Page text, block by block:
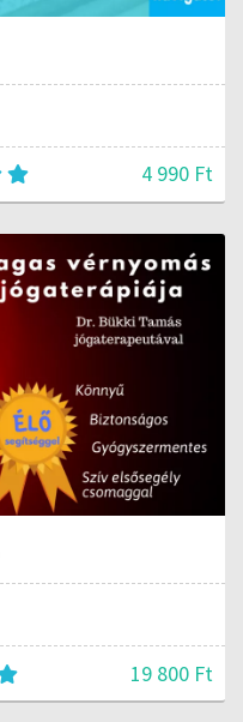
4 990 Ft
19 800 Ft